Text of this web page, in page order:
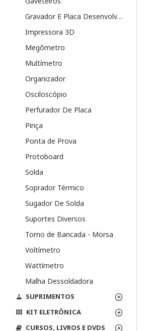
Gravador E Placa Desenvolvimento
Impressora 3D
Megômetro
Multímetro
Organizador
Osciloscópio
Perfurador De Placa
Pinça
Ponta de Prova
Protoboard
Solda
Soprador Térmico
Sugador De Solda
Suportes Diversos
Torno de Bancada - Morsa
Voltímetro
Wattímetro
Malha Dessoldadora
SUPRIMENTOS
KIT ELETRÔNICA
CURSOS, LIVROS E DVDS